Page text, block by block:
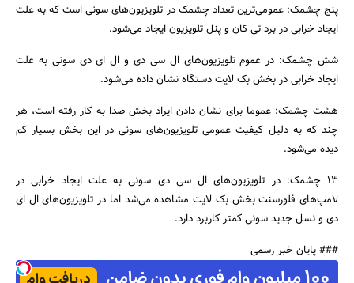
پنج چشمک: عمومی‌ترین تعداد چشمک در تلویزیون‌های سونی است که به علت
ایجاد خرابی در برد تی کان و پنل تلویزیون ایجاد می‌شود.
شش چشمک: در عموم تلویزیون‌های ال سی دی و ال ای دی سونی به علت
ایجاد خرابی در بخش بک لایت دستگاه نشان داده می‌شود.
هشت چشمک: عموما برای نشان دادن ایراد بخش صدا به کار رفته است، هر
چند که به دلیل کیفیت عمومی تلویزیون‌های سونی در این بخش بسیار کم
دیده می‌شود.
13 چشمک: در تلویزیون‌های ال سی دی سونی به علت ایجاد خرابی در
لامپ‌های فلورسنت بخش بک لایت مشاهده می‌شد اما در تلویزیون‌های ال ای
دی و نسل جدید سونی کمتر کاربرد دارد.
### پایان خبر رسمی